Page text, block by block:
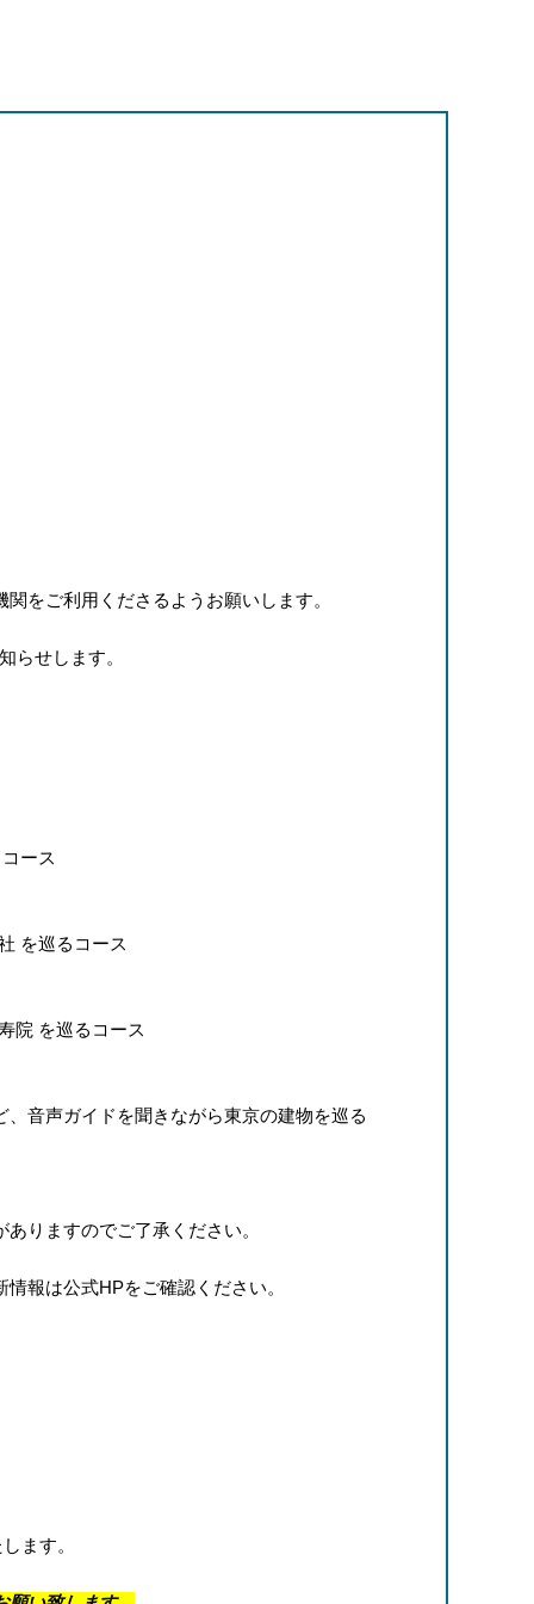
をご利用くださるようお願いします。
らせします。
ース
を巡るコース
院 を巡るコース
音声ガイドを聞きながら東京の建物を巡る
りますのでご了承ください。
報は公式HPをご確認ください。
ます。